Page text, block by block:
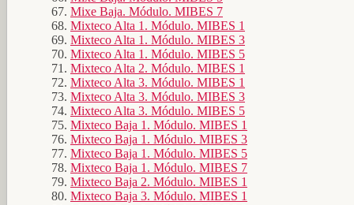
Mixe Baja. Módulo. MIBES 7
Mixteco Alta 1. Módulo. MIBES 1
Mixteco Alta 1. Módulo. MIBES 3
Mixteco Alta 1. Módulo. MIBES 5
Mixteco Alta 2. Módulo. MIBES 1
Mixteco Alta 3. Módulo. MIBES 1
Mixteco Alta 3. Módulo. MIBES 3
Mixteco Alta 3. Módulo. MIBES 5
Mixteco Baja 1. Módulo. MIBES 1
Mixteco Baja 1. Módulo. MIBES 3
Mixteco Baja 1. Módulo. MIBES 5
Mixteco Baja 1. Módulo. MIBES 7
Mixteco Baja 2. Módulo. MIBES 1
Mixteco Baja 3. Módulo. MIBES 1